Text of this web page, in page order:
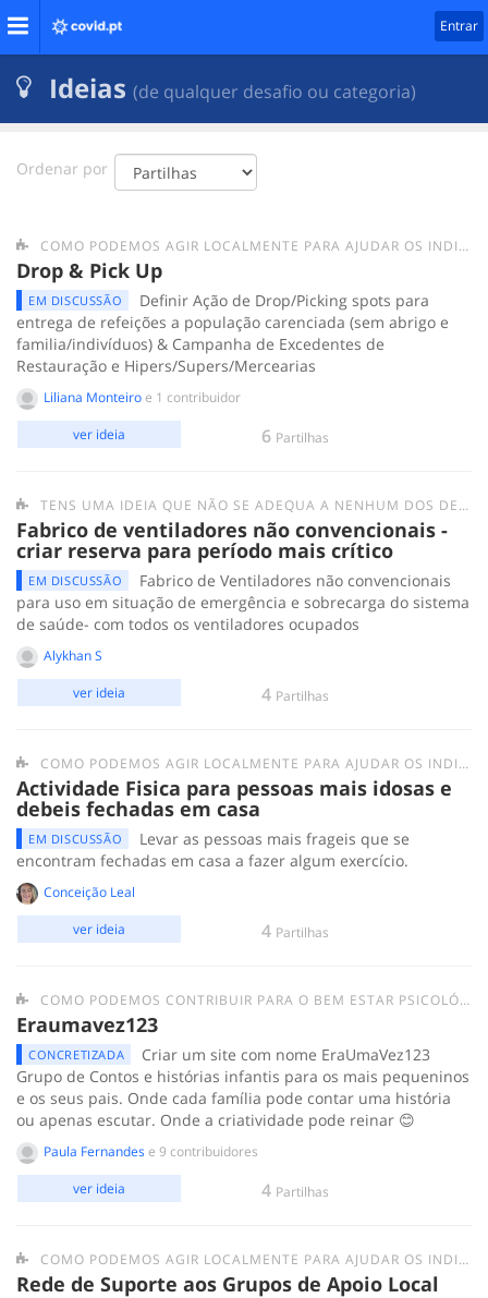
Entrar
Ideias (de qualquer desafio ou categoria)
Ordenar por
COMO PODEMOS AGIR LOCALMENTE PARA AJUDAR OS INDIVÍDUOS/GRUPOS MAIS FRÁGEIS E AS PESSOAS EM SITUAÇÃO DE SEM-ABRIGO?
Drop & Pick Up
EM DISCUSSÃO
Definir Ação de Drop/Picking spots para
entrega de refeições a população carenciada (sem abrigo e
familia/indivíduos) & Campanha de Excedentes de
Restauração e Hipers/Supers/Mercearias
Liliana Monteiroe 1 contribuidor
6 Partilhas
ver ideia
TENS UMA IDEIA QUE NÃO SE ADEQUA A NENHUM DOS DESAFIOS ANTERIORES? SUBMETE-A AQUI.
Fabrico de ventiladores não convencionais -
criar reserva para período mais crítico
EM DISCUSSÃO
Fabrico de Ventiladores não convencionais
para uso em situação de emergência e sobrecarga do sistema
de saúde- com todos os ventiladores ocupados
Alykhan S
4 Partilhas
ver ideia
COMO PODEMOS AGIR LOCALMENTE PARA AJUDAR OS INDIVÍDUOS/GRUPOS MAIS FRÁGEIS E AS PESSOAS EM SITUAÇÃO DE SEM-ABRIGO?
Actividade Fisica para pessoas mais idosas e
debeis fechadas em casa
EM DISCUSSÃO
Levar as pessoas mais frageis que se
encontram fechadas em casa a fazer algum exercício.
Conceição Leal
4 Partilhas
ver ideia
COMO PODEMOS CONTRIBUIR PARA O BEM ESTAR PSICOLÓGICO DAS PESSOAS EM QUARENTENA?
Eraumavez123
CONCRETIZADA
Criar um site com nome EraUmaVez123
Grupo de Contos e histórias infantis para os mais pequeninos
e os seus pais. Onde cada família pode contar uma história
ou apenas escutar. Onde a criatividade pode reinar 😊
Paula Fernandese 9 contribuidores
4 Partilhas
ver ideia
COMO PODEMOS AGIR LOCALMENTE PARA AJUDAR OS INDIVÍDUOS/GRUPOS MAIS FRÁGEIS E AS PESSOAS EM SITUAÇÃO DE SEM-ABRIGO?
Rede de Suporte aos Grupos de Apoio Local